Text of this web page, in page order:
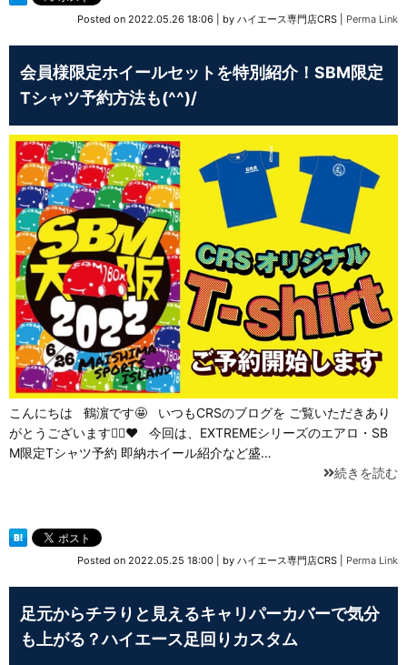
Posted on 2022.05.26 18:06 by ハイエース専門店CRS Perma Link
会員様限定ホイールセットを特別紹介！SBM限定
Tシャツ予約方法も(^^)/
こんにちは 鶴濵です🤩 いつもCRSのブログを ご覧いただきあり
がとうございます🙇‍♀️❤ 今回は、EXTREMEシリーズのエアロ・SB
M限定Tシャツ予約 即納ホイール紹介など盛…
続きを読む
Posted on 2022.05.25 18:00 by ハイエース専門店CRS Perma Link
足元からチラりと見えるキャリパーカバーで気分
も上がる？ハイエース足回りカスタム